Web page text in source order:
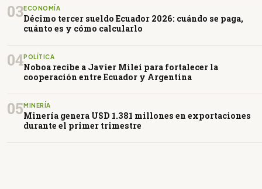
03ECONOMÍA
Décimo tercer sueldo Ecuador 2026: cuándo se paga,
cuánto es y cómo calcularlo
04POLÍTICA
Noboa recibe a Javier Milei para fortalecer la
cooperación entre Ecuador y Argentina
05 MINERÍA
Minería genera USD 1.381 millones en exportaciones
durante el primer trimestre